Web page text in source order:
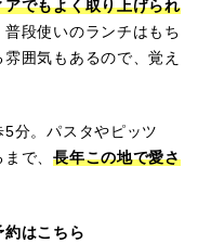
でもよく取り上げられ
普段使いのランチはもち
囲気もあるので、覚え
分。パスタやピッツ
まで、長年この地で愛さ
はこちら